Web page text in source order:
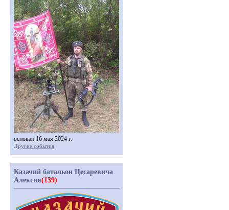
основан 16 мая 2024 г.
Другие события
Казачий батальон Цесаревича
Алексия(139)